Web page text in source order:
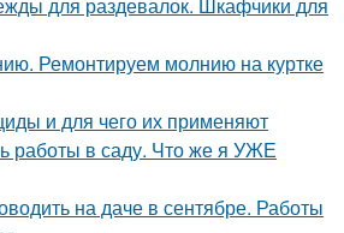
для раздевалок. Шкафчики для
Ремонтируем молнию на куртке
и для чего их применяют
работы в саду. Что же я УЖЕ
на даче в сентябре. Работы